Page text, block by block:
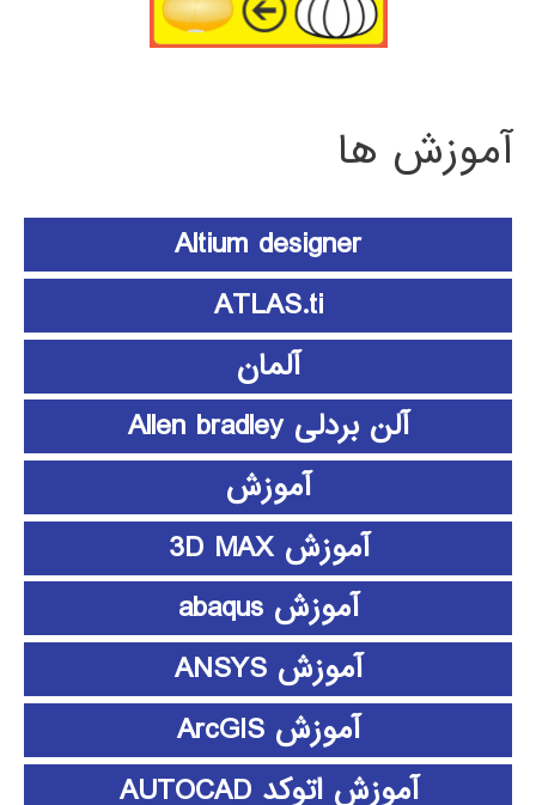
آموزش ها
Altium designer
ATLAS.ti
آلمان
آلن بردلی Allen bradley
آموزش
آموزش 3D MAX
آموزش abaqus
آموزش ANSYS
آموزش ArcGIS
آموزش اتوکد AUTOCAD